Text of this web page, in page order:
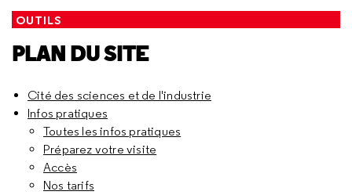
OUTILS
PLAN DU SITE
Cité des sciences et de l'industrie
Infos pratiques
Toutes les infos pratiques
Préparez votre visite
Accès
Nos tarifs